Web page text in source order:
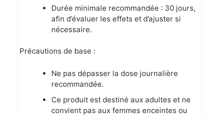
Durée minimale recommandée : 30 jours,
afin d’évaluer les effets et d’ajuster si
nécessaire.
Précautions de base :
Ne pas dépasser la dose journalière
recommandée.
Ce produit est destiné aux adultes et ne
convient pas aux femmes enceintes ou